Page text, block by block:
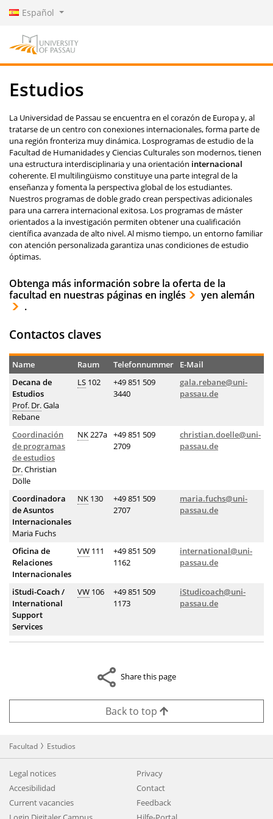
Español
Estudios
La Universidad de Passau se encuentra en el corazón de Europa y, al
tratarse de un centro con conexiones internacionales, forma parte de
una región fronteriza muy dinámica. Losprogramas de estudio de la
Facultad de Humanidades y Ciencias Culturales son modernos, tienen
una estructura interdisciplinaria y una orientación internacional
coherente. El multilingüismo constituye una parte integral de la
enseñanza y fomenta la perspectiva global de los estudiantes.
Nuestros programas de doble grado crean perspectivas adicionales
para una carrera internacional exitosa. Los programas de máster
orientados a la investigación permiten obtener una cualificación
científica avanzada de alto nivel. Al mismo tiempo, un entorno familiar
con atención personalizada garantiza unas condiciones de estudio
óptimas.
Obtenga más información sobre la oferta de la
facultad en nuestras páginas en inglés yen alemán
.
Contactos claves
Name Raum Telefonnummer
E-Mail
Decana de
Estudios
Prof. Dr.Gala
Rebane
LS 102
+49 851 509
3440
gala.rebane@uni-
passau.de
Coordinación
de programas
de estudios
Dr.Christian
Dölle
NK227a +49 851 509
2709
christian.doelle@uni-
passau.de
Coordinadora
de Asuntos
Internacionales
Maria Fuchs
NK 130
+49 851 509
2707
maria.fuchs@uni-
passau.de
Oficina de
Relaciones
Internacionales
VW 111
+49 851 509
1162
international@uni-
passau.de
iStudi-Coach /
International
Support
Services
VW 106
+49 851 509
1173
iStudicoach@uni-
passau.de
Share this page
Back to top
Facultad Estudios
Legal notices
Privacy
Accesibilidad
Contact
Current vacancies
Feedback